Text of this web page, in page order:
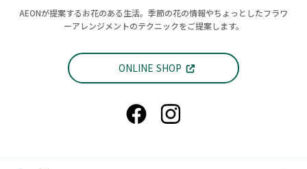
AEONが提案するお花のある生活。季節の花の情報やちょっとしたフラワ
ーアレンジメントのテクニックをご提案します。
ONLINE SHOP